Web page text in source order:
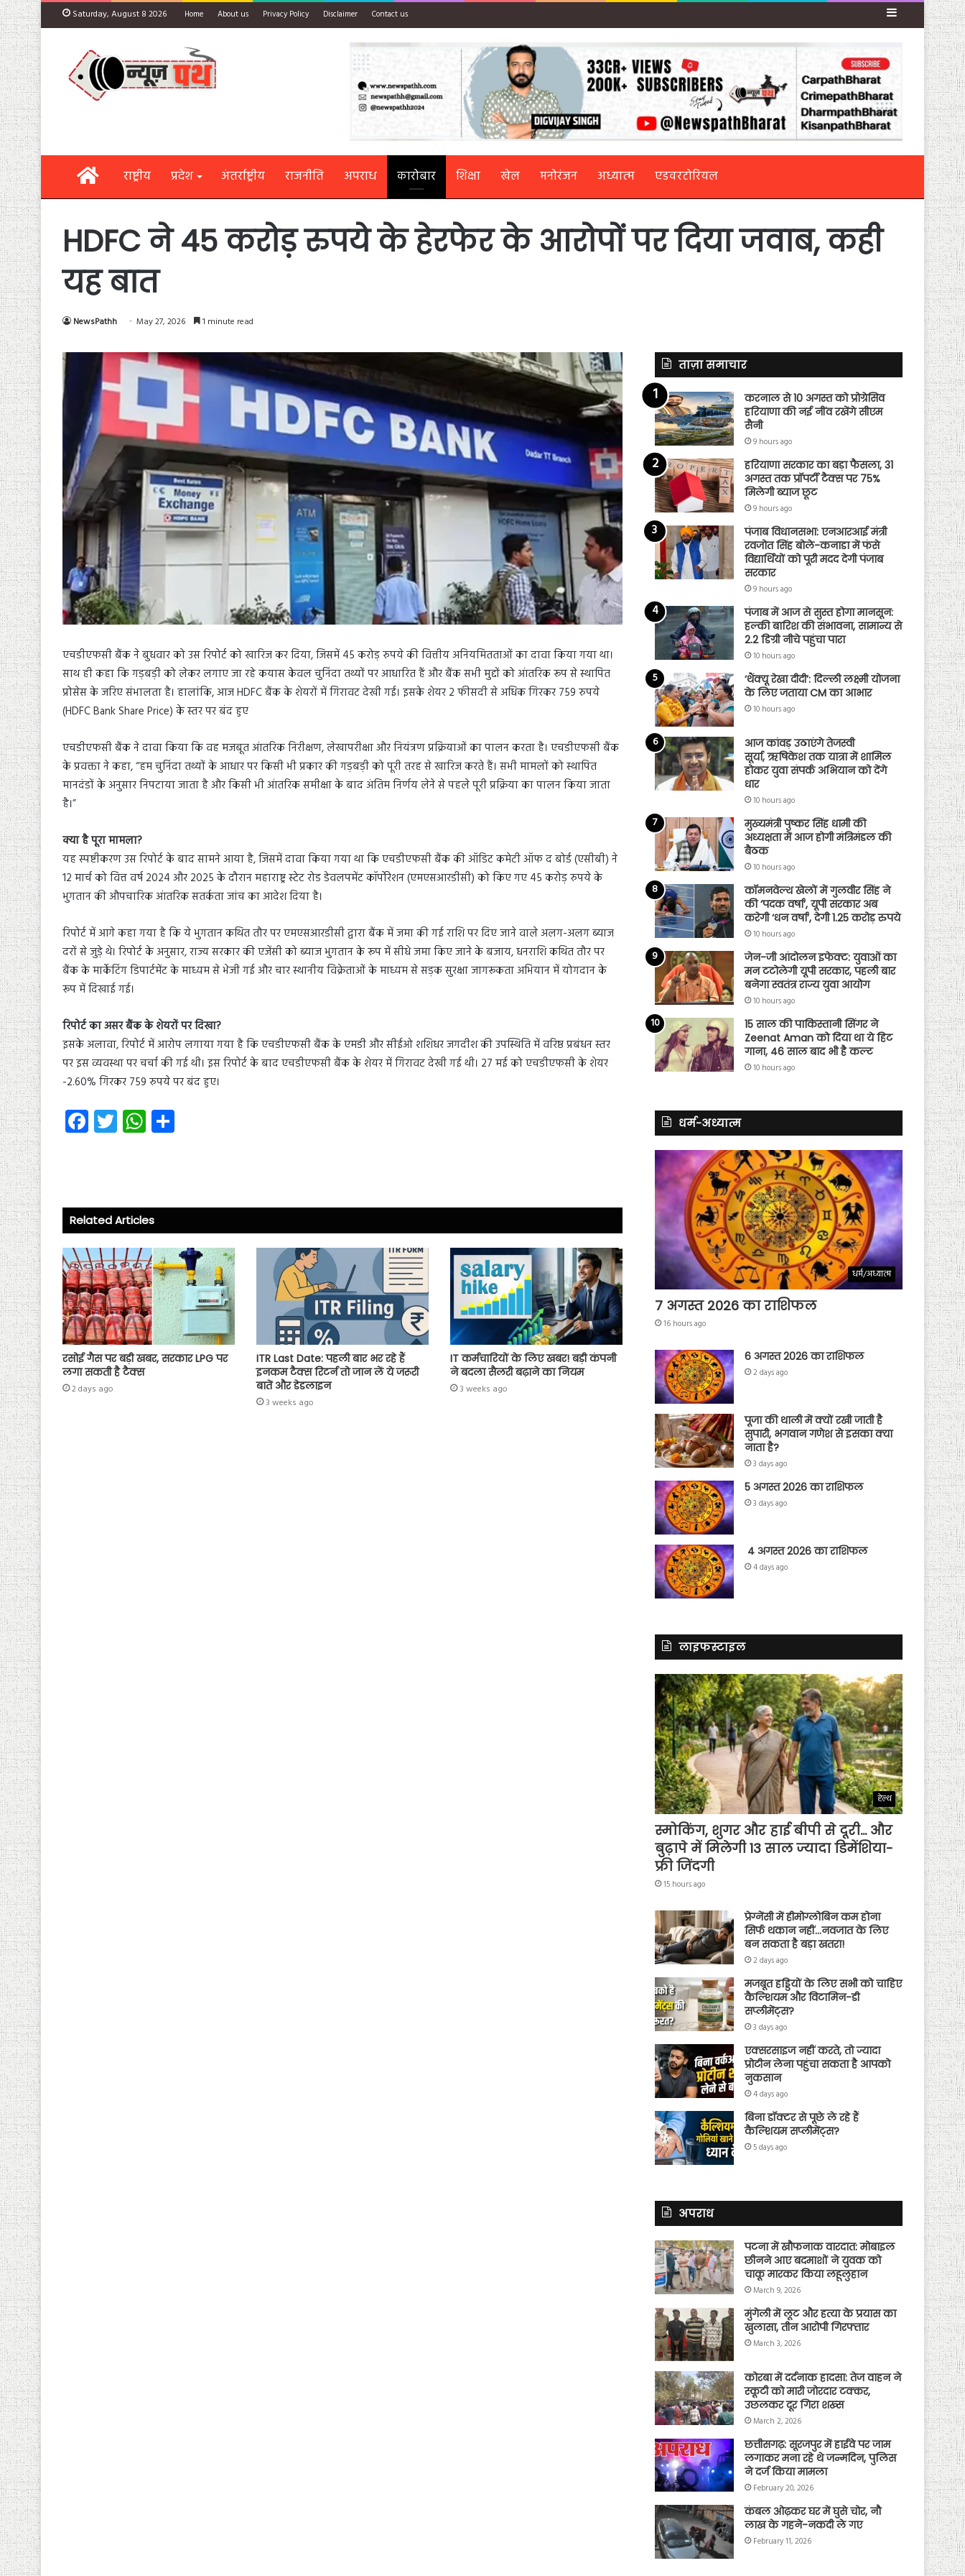
Saturday, August 8 2026 Home About us Privacy Policy Disclaimer Contact us Sidebar
Homeराष्ट्रीय प्रदेश अंतर्राष्ट्रीय राजनीति अपराध कारोबार शिक्षा खेल मनोरंजन अध्यात्म एडवरटोरियल
HDFC ने 45 करोड़ रुपये के हेरफेर के आरोपों पर दिया जवाब, कही
यह बात
NewsPathh May 27, 2026 1 minute read
एचडीएफसी बैंक ने बुधवार को उस रिपोर्ट को खारिज कर दिया, जिसमें 45 करोड़ रुपये की वित्तीय अनियमितताओं का दावा किया गया था।
साथ ही कहा कि गड़बड़ी को लेकर लगाए जा रहे कयास केवल चुनिंदा तथ्यों पर आधारित हैं और बैंक सभी मुद्दों को आंतरिक रूप से स्थापित
प्रोसेस के जरिए संभालता है। हालांकि, आज HDFC बैंक के शेयरों में गिरावट देखी गई। इसके शेयर 2 फीसदी से अधिक गिरकर 759 रुपये
(HDFC Bank Share Price) के स्तर पर बंद हुए
एचडीएफसी बैंक ने दावा किया कि वह मजबूत आंतरिक निरीक्षण, लेखापरीक्षा और नियंत्रण प्रक्रियाओं का पालन करता है। एचडीएफसी बैंक
के प्रवक्ता ने कहा, “हम चुनिंदा तथ्यों के आधार पर किसी भी प्रकार की गड़बड़ी को पूरी तरह से खारिज करते हैं। सभी मामलों को स्थापित
मानदंडों के अनुसार निपटाया जाता है और किसी भी आंतरिक समीक्षा के बाद अंतिम निर्णय लेने से पहले पूरी प्रक्रिया का पालन किया जाता
है।”
क्या है पूरा मामला?
यह स्पष्टीकरण उस रिपोर्ट के बाद सामने आया है, जिसमें दावा किया गया था कि एचडीएफसी बैंक की ऑडिट कमेटी ऑफ द बोर्ड (एसीबी) ने
12 मार्च को वित्त वर्ष 2024 और 2025 के दौरान महाराष्ट्र स्टेट रोड डेवलपमेंट कॉर्पोरेशन (एमएसआरडीसी) को किए गए 45 करोड़ रुपये के
भुगतान की औपचारिक आंतरिक सतर्कता जांच का आदेश दिया है।
रिपोर्ट में आगे कहा गया है कि ये भुगतान कथित तौर पर एमएसआरडीसी द्वारा बैंक में जमा की गई राशि पर दिए जाने वाले अलग-अलग ब्याज
दरों से जुड़े थे। रिपोर्ट के अनुसार, राज्य सरकार की एजेंसी को ब्याज भुगतान के रूप में सीधे जमा किए जाने के बजाय, धनराशि कथित तौर पर
बैंक के मार्केटिंग डिपार्टमेंट के माध्यम से भेजी गई और चार स्थानीय विक्रेताओं के माध्यम से सड़क सुरक्षा जागरूकता अभियान में योगदान के
रूप में दिखाई गई।
रिपोर्ट का असर बैंक के शेयरों पर दिखा?
इसके अलावा, रिपोर्ट में आरोप लगाया गया है कि एचडीएफसी बैंक के एमडी और सीईओ शशिधर जगदीश की उपस्थिति में वरिष्ठ प्रबंधन स्तर
पर इस व्यवस्था पर चर्चा की गई थी। इस रिपोर्ट के बाद एचडीएफसी बैंक के शेयर में गिरावट देखी गई थी। 27 मई को एचडीएफसी के शेयर
-2.60% गिरकर 759 रुपये पर बंद हुए।
Fa
ce
ok
T
wi
W
ha
p
p
Related Articles
रसोई गैस पर बड़ी खबर, सरकार LPG पर
लगा सकती है टैक्स
2 days ago
ITR Last Date: पहली बार भर रहे हैं
इनकम टैक्स रिटर्न तो जान लें ये जरूरी
बातें और डेडलाइन
3 weeks ago
IT कर्मचारियों के लिए खबर! बड़ी कंपनी
ने बदला सैलरी बढ़ाने का नियम
3 weeks ago
ताज़ा समाचार
करनाल से 10 अगस्त को प्रोग्रेसिव
हरियाणा की नई नींव रखेंगे सीएम
सैनी
9 hours ago
हरियाणा सरकार का बड़ा फैसला, 31
अगस्त तक प्रॉपर्टी टैक्स पर 75%
मिलेगी ब्याज छूट
9 hours ago
पंजाब विधानसभा: एनआरआई मंत्री
रवजोत सिंह बोले-कनाडा में फंसे
विद्यार्थियों को पूरी मदद देगी पंजाब
सरकार
9 hours ago
पंजाब में आज से सुस्त होगा मानसून:
हल्की बारिश की संभावना, सामान्य से
2.2 डिग्री नीचे पहुंचा पारा
10 hours ago
‘थैंक्यू रेखा दीदी’: दिल्ली लक्ष्मी योजना
के लिए जताया CM का आभार
10 hours ago
आज कांवड़ उठाएंगे तेजस्वी
सूर्या, ऋषिकेश तक यात्रा में शामिल
होकर युवा संपर्क अभियान को देंगे
धार
10 hours ago
मुख्यमंत्री पुष्कर सिंह धामी की
अध्यक्षता में आज होगी मंत्रिमंडल की
बैठक
10 hours ago
कॉमनवेल्थ खेलों में गुलवीर सिंह ने
की ‘पदक वर्षा’, यूपी सरकार अब
करेगी ‘धन वर्षा’, देगी 1.25 करोड़ रुपये
10 hours ago
जेन-जी आंदोलन इफेक्ट: युवाओं का
मन टटोलेगी यूपी सरकार, पहली बार
बनेगा स्वतंत्र राज्य युवा आयोग
10 hours ago
15 साल की पाकिस्तानी सिंगर ने
Zeenat Aman को दिया था ये हिट
गाना, 46 साल बाद भी है कल्ट
10 hours ago
धर्म-अध्यात्म
धर्म/अध्यात्म
7 अगस्त 2026 का राशिफल
16 hours ago
6 अगस्त 2026 का राशिफल
2 days ago
पूजा की थाली में क्यों रखी जाती है
सुपारी, भगवान गणेश से इसका क्या
नाता है?
3 days ago
5 अगस्त 2026 का राशिफल
3 days ago
4 अगस्त 2026 का राशिफल
4 days ago
लाइफस्टाइल
हेल्थ
स्मोकिंग, शुगर और हाई बीपी से दूरी… और
बुढ़ापे में मिलेगी 13 साल ज्यादा डिमेंशिया-
फ्री जिंदगी
15 hours ago
प्रेग्नेंसी में हीमोग्लोबिन कम होना
सिर्फ थकान नहीं…नवजात के लिए
बन सकता है बड़ा खतरा!
2 days ago
मजबूत हड्डियों के लिए सभी को चाहिए
कैल्शियम और विटामिन-डी
सप्लीमेंट्स?
3 days ago
एक्सरसाइज नहीं करते, तो ज्यादा
प्रोटीन लेना पहुंचा सकता है आपको
नुकसान
4 days ago
बिना डॉक्टर से पूछे ले रहे हैं
कैल्शियम सप्लीमेंट्स?
5 days ago
अपराध
पटना में खौफनाक वारदात: मोबाइल
छीनने आए बदमाशों ने युवक को
चाकू मारकर किया लहूलुहान
March 9, 2026
मुंगेली में लूट और हत्या के प्रयास का
खुलासा, तीन आरोपी गिरफ्तार
March 3, 2026
कोरबा में दर्दनाक हादसा: तेज वाहन ने
स्कूटी को मारी जोरदार टक्कर,
उछलकर दूर गिरा शख्स
March 2, 2026
छत्तीसगढ़: सूरजपुर में हाईवे पर जाम
लगाकर मना रहे थे जन्मदिन, पुलिस
ने दर्ज किया मामला
February 20, 2026
कंबल ओढ़कर घर में घुसे चोर, नौ
लाख के गहने-नकदी ले गए
February 11, 2026